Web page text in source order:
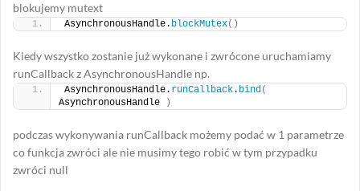
blokujemy mutext
AsynchronousHandle. blockMutex()
Kiedy wszystko zostanie już wykonane i zwrócone uruchamiamy
runCallback z AsynchronousHandle np.
AsynchronousHandle. runCallback. bind(
AsynchronousHandle
)
podczas wykonywania runCallback możemy podać w 1 parametrze
co funkcja zwróci ale nie musimy tego robić w tym przypadku
zwróci null